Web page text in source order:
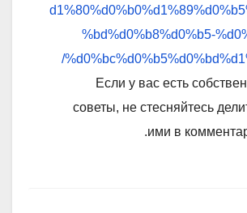
%bd%d0%b8%d0%b5-
Если у вас есть
советы, не стесняйтесь
ими в